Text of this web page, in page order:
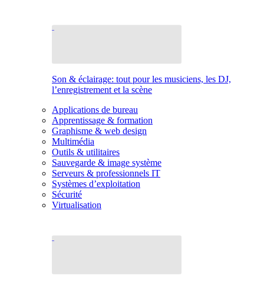
Son & éclairage: tout pour les musiciens, les DJ,
l’enregistrement et la scène
Applications de bureau
Apprentissage & formation
Graphisme & web design
Multimédia
Outils & utilitaires
Sauvegarde & image système
Serveurs & professionnels IT
Systèmes d’exploitation
Sécurité
Virtualisation